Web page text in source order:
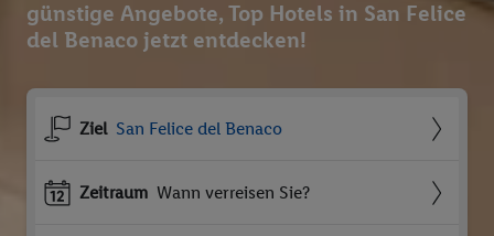
günstige Angebote, Top Hotels in San Felice
del Benaco jetzt entdecken!
Ziel San Felice del Benaco
Zeitraum Wann verreisen Sie?